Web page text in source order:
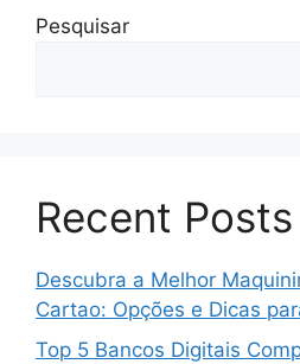
Pesquisar
Recent Posts
Descubra a Melhor
Cartao: Opções e Dicas
Top 5 Bancos Digitais